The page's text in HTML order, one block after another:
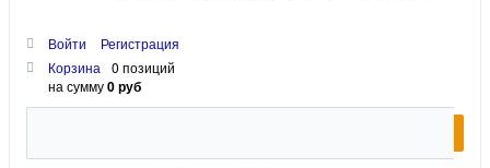
Войти
Регистрация
Корзина
0 позиций
на сумму0 руб